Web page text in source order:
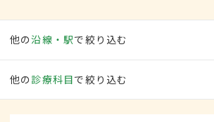
他の沿線・駅で絞り込む
他の 診療科目で絞り込む